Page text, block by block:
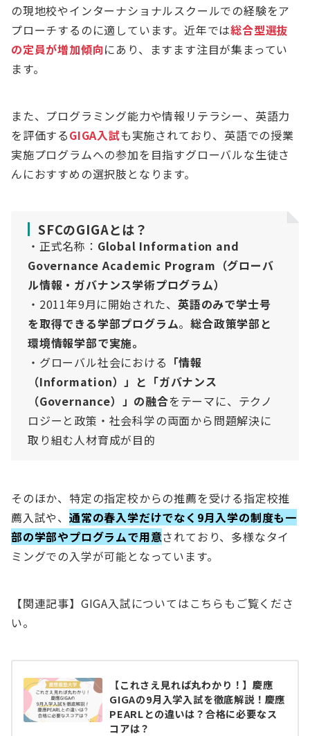
の現地校やインターナショナルスクールでの経験をア
プローチするのに適しています。近年では総合型選抜
の定員が増加傾向にあり、ますます注目が集まってい
ます。
また、プログラミング能力や情報リテラシー、英語力
を評価するGIGA入試も実施されており、英語での授業
実施プログラムへの参加を目指すグローバルな生徒さ
んにおすすめの選択肢となります。
SFCのGIGAとは？
・正式名称： Global Information and
Governance Academic Program（グローバ
ル情報・ガバナンス学術プログラム）
・2011年9月に開始された、英語のみで学士号
を取得できる学部プログラム。総合政策学部と
環境情報学部で実施。
・グローバル社会における 「情報
（Information）」と「ガバナンス
（Governance）」の融合をテーマに、テクノ
ロジーと政策・社会科学の両面から問題解決に
取り組む人材育成が目的
そのほか、特定の指定校からの推薦を受ける指定校推
薦入試や、 通常の春入学だけでなく9月入学の制度も一
部の学部やプログラムで用意されており、多様なタイ
ミングでの入学が可能となっています。
【関連記事】GIGA入試についてはこちらもご覧くださ
い。
【これさえ見れば丸わかり！】慶應
GIGAの9月入学入試を徹底解説！慶應
PEARLとの違いは？合格に必要なス
コアは？